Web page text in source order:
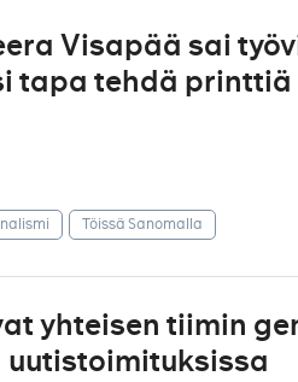
Visapää sai
tapa tehdä
Töissä Sanomalla
yhteisen tiimin